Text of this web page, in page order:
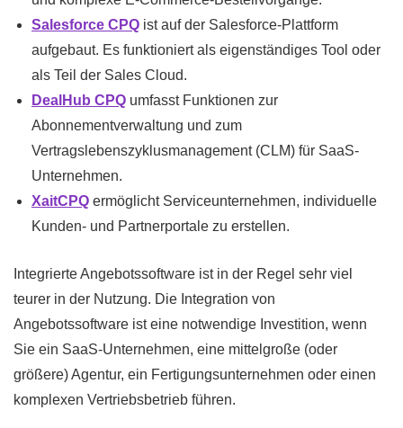
Salesforce CPQ ist auf der Salesforce-Plattform
aufgebaut. Es funktioniert als eigenständiges Tool oder
als Teil der Sales Cloud.
DealHub CPQ umfasst Funktionen zur
Abonnementverwaltung und zum
Vertragslebenszyklusmanagement (CLM) für SaaS-
Unternehmen.
XaitCPQ ermöglicht Serviceunternehmen, individuelle
Kunden- und Partnerportale zu erstellen.
Integrierte Angebotssoftware ist in der Regel sehr viel
teurer in der Nutzung. Die Integration von
Angebotssoftware ist eine notwendige Investition, wenn
Sie ein SaaS-Unternehmen, eine mittelgroße (oder
größere) Agentur, ein Fertigungsunternehmen oder einen
komplexen Vertriebsbetrieb führen.